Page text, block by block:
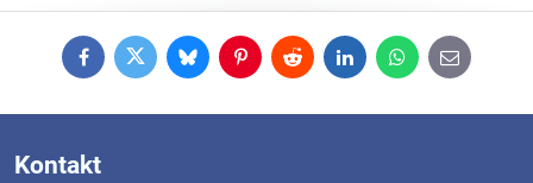
FacebookTwitterBlueskyPinterestReddit LinkedInWhatsApp
E-
mail
Kontakt